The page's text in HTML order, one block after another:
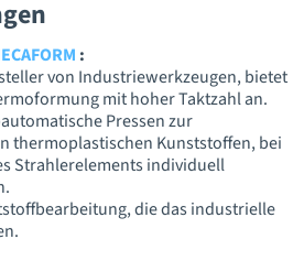
:
von Industriewerkzeugen, bietet
mit hoher Taktzahl an.
Pressen zur
thermoplastischen Kunststoffen, bei
Strahlerelements individuell
die das industrielle